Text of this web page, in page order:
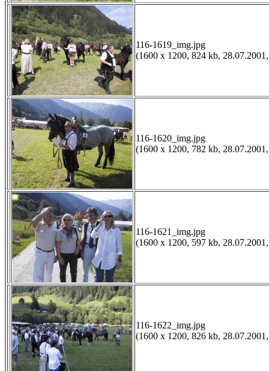
116-1619_img.jpg
(1600 x 1200, 824 kb,
116-1620_img.jpg
(1600 x 1200, 782 kb,
116-1621_img.jpg
(1600 x 1200, 597 kb,
116-1622_img.jpg
(1600 x 1200, 826 kb,